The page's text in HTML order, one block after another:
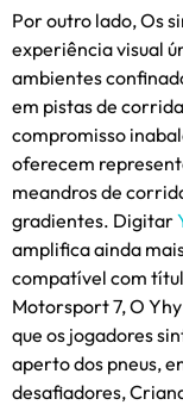
Por outro lado, Os
experiência visual
ambientes
em pistas de
compromisso
oferecem
meandros de
gradientes. Digitar
amplifica ainda
compatível com
Motorsport 7, O
que os jogadores
aperto dos pneus,
desafiadores,